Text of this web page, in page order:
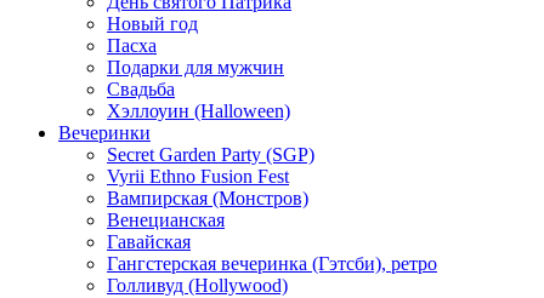
Новый год
Пасха
Подарки для мужчин
Свадьба
Хэллоуин (Halloween)
Вечеринки
Secret Garden Party (SGP)
Vyrii Ethno Fusion Fest
Вампирская (Монстров)
Венецианская
Гавайская
Гангстерская вечеринка (Гэтсби), ретро
Голливуд (Hollywood)